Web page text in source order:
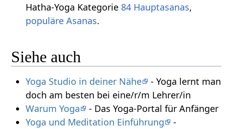
Hatha-Yoga Kategorie 84 Hauptasanas,
populäre Asanas.
Siehe auch
Yoga Studio in deiner Nähe
- Yoga lernt man
doch am besten bei eine/r/m Lehrer/in
Warum Yoga
- Das Yoga-Portal für Anfänger
Yoga und Meditation Einführung
-